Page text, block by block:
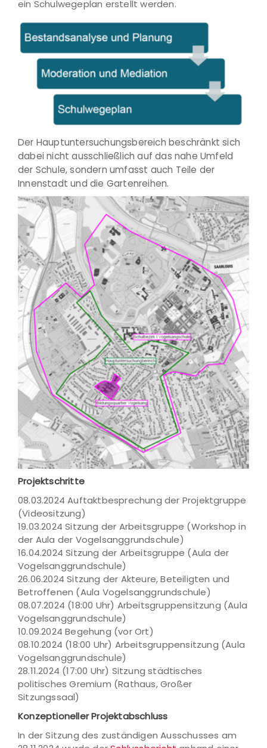
ein Schulwegeplan erstellt werden.
Der Hauptuntersuchungsbereich beschränkt sich
dabei nicht ausschließlich auf das nahe Umfeld
der Schule, sondern umfasst auch Teile der
Innenstadt und die Gartenreihen.
Projektschritte
08.03.2024 Auftaktbesprechung der Projektgruppe
(Videositzung)
19.03.2024 Sitzung der Arbeitsgruppe (Workshop in
der Aula der Vogelsanggrundschule)
16.04.2024 Sitzung der Arbeitsgruppe (Aula der
Vogelsanggrundschule)
26.06.2024 Sitzung der Akteure, Beteiligten und
Betroffenen (Aula Vogelsanggrundschule)
08.07.2024 (18:00 Uhr) Arbeitsgruppensitzung (Aula
Vogelsanggrundschule)
10.09.2024 Begehung (vor Ort)
08.10.2024 (18:00 Uhr) Arbeitsgruppensitzung (Aula
Vogelsanggrundschule)
28.11.2024 (17:00 Uhr) Sitzung städtisches
politisches Gremium (Rathaus, Großer
Sitzungssaal)
Konzeptioneller Projektabschluss
In der Sitzung des zuständigen Ausschusses am